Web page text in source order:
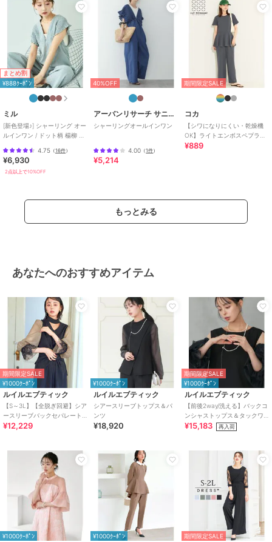
お手入れ
特徴
オールインワン・サロペット
その他柄 /
3号以上あり
/ S･7号以下あり
ワイド・バギー /
婚式・二次会/セレモニー・入学
オールインワン・つなぎ
LL･1
3号以上あり / S･7号以下あり/
ワイド・バギー
原産国 中国製
まとめ割
¥888ｸｰﾎﾟﾝ
ミル
[新色登場♪] シャーリング オー
ルインワン / ドット柄 楊柳 ギ
4.75 （16件）
¥6,930
2点以上で10%OFF
40%OFF
アーバンリサーチ サニーレーベル
シャーリングオールインワン
4.00 （1件）
¥5,214
期間限定SALE
コカ
【シワになりにくい・乾燥機
OK】ライトエンボスペプラム
オールインワン 全2色
¥889
もっとみる
あなたへのおすすめアイテム
期間限定SALE
¥1000ｸｰﾎﾟﾝ
ルイルエブティック
【S～3L】【全脱ぎ回避】シア
ースリーブバックセパレート
パンツドレス
¥12,229
¥1000ｸｰﾎﾟﾝ
ルイルエブティック
シアースリーブトップス＆パ
ンツ
¥18,920
期間限定SALE
¥1000ｸｰﾎﾟﾝ
ルイルエブティック
【前後2way/洗える】バックコ
ンシャストップス＆タックワ
イドパンツドレス（チュール
¥15,183 再入荷
¥1000ｸｰﾎﾟﾝ ¥1000ｸｰﾎﾟﾝ 期間限定SALE